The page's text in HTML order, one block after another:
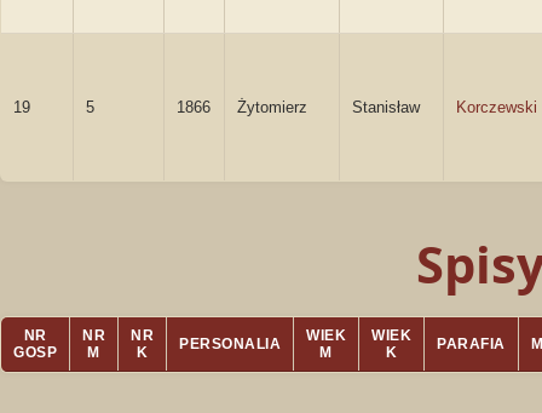
19 5 1866 Żytomierz Stanisław Korczewski
NR
GOSP
NR
M
NR
K
PERSONALIA
WIEK
M
WIEK
K
PARAFIA